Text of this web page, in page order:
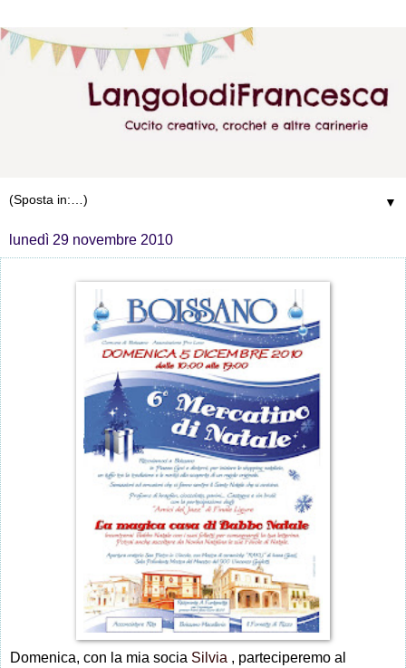
▼
lunedì 29 novembre 2010
Domenica, con la mia socia Silvia , parteciperemo al